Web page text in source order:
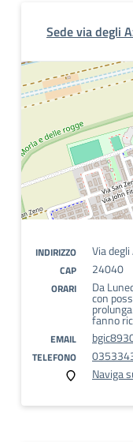
Sede via degli
INDIRIZZO Via
CAP 24040
ORARI Da
con
fanno
EMAIL
TELEFONO
Naviga